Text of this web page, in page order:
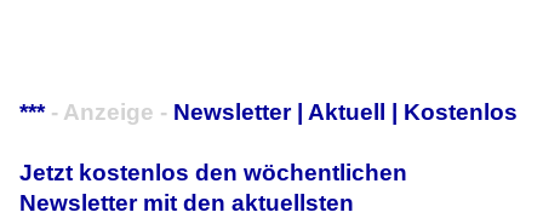
*** - Anzeige - Newsletter | Aktuell | Kostenlos
Jetzt kostenlos den wöchentlichen
Newsletter mit den aktuellsten